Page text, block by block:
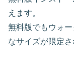
えます。
無料版でもウォ
なサイズが限定さ